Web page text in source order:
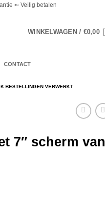
➵ Veilig betalen
WINKELWAGEN / €0,00
CONTACT
BESTELLINGEN VERWERKT
7″ scherm van